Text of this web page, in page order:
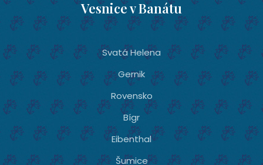
Vesnice v Banátu
Svatá Helena
Gernik
Rovensko
Bígr
Eibenthal
Šumice